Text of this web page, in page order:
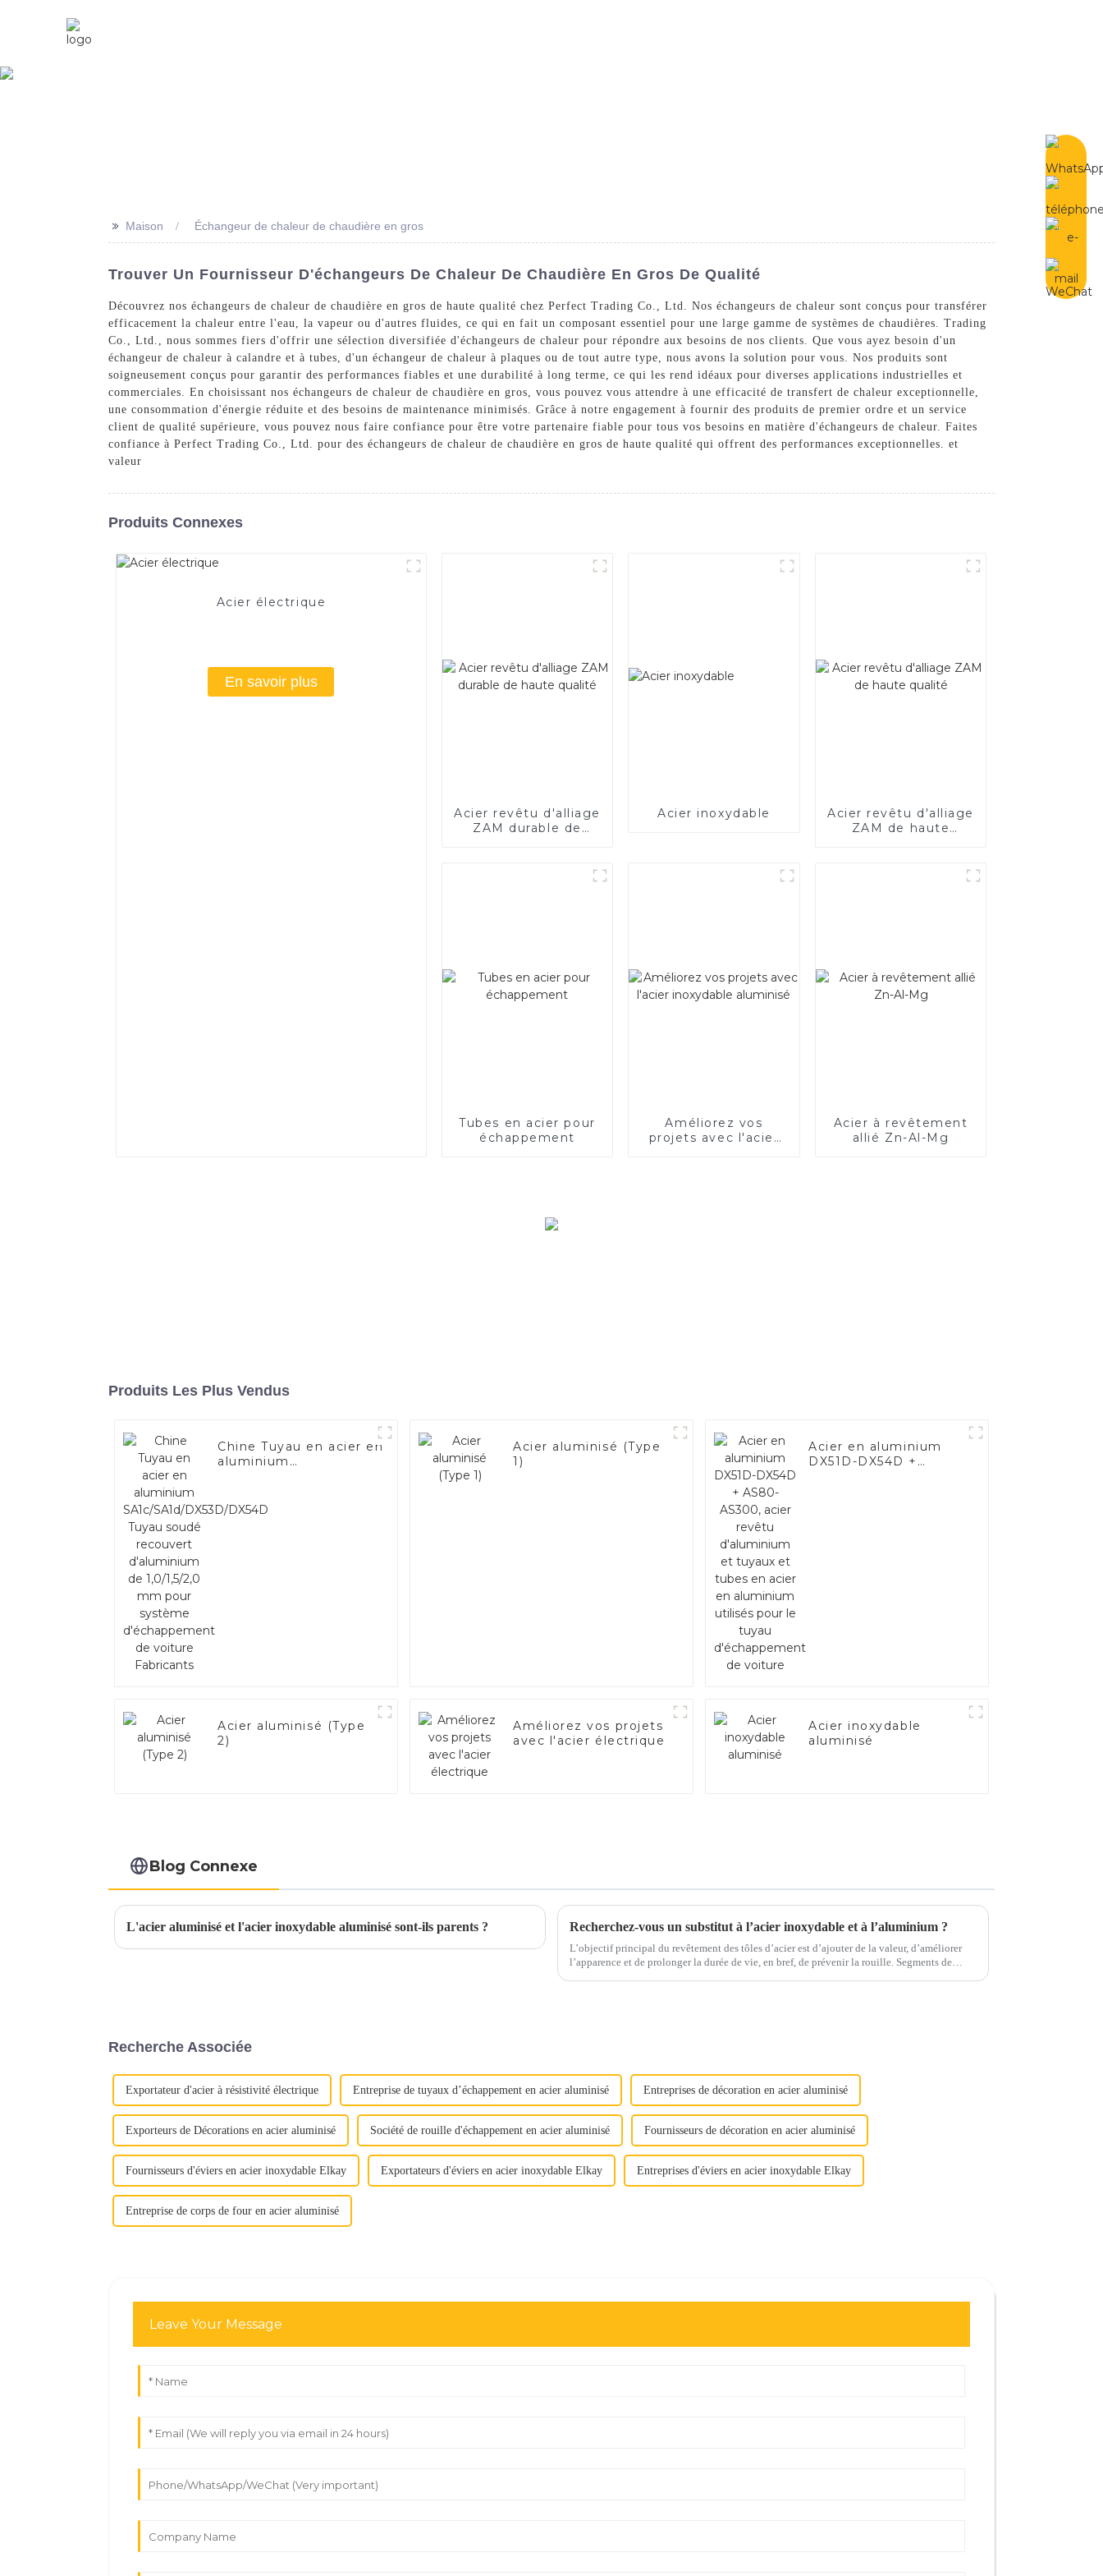
>> Maison Échangeur de chaleur de chaudière en gros
Trouver Un Fournisseur D'échangeurs De Chaleur De Chaudière En Gros De Qualité
Découvrez nos échangeurs de chaleur de chaudière en gros de haute qualité chez Perfect Trading Co., Ltd. Nos échangeurs de chaleur sont conçus pour transférer
efficacement la chaleur entre l'eau, la vapeur ou d'autres fluides, ce qui en fait un composant essentiel pour une large gamme de systèmes de chaudières. Trading
Co., Ltd., nous sommes fiers d'offrir une sélection diversifiée d'échangeurs de chaleur pour répondre aux besoins de nos clients. Que vous ayez besoin d'un
échangeur de chaleur à calandre et à tubes, d'un échangeur de chaleur à plaques ou de tout autre type, nous avons la solution pour vous. Nos produits sont
soigneusement conçus pour garantir des performances fiables et une durabilité à long terme, ce qui les rend idéaux pour diverses applications industrielles et
commerciales. En choisissant nos échangeurs de chaleur de chaudière en gros, vous pouvez vous attendre à une efficacité de transfert de chaleur exceptionnelle,
une consommation d'énergie réduite et des besoins de maintenance minimisés. Grâce à notre engagement à fournir des produits de premier ordre et un service
client de qualité supérieure, vous pouvez nous faire confiance pour être votre partenaire fiable pour tous vos besoins en matière d'échangeurs de chaleur. Faites
confiance à Perfect Trading Co., Ltd. pour des échangeurs de chaleur de chaudière en gros de haute qualité qui offrent des performances exceptionnelles. et
valeur
Produits Connexes
Acier électrique
En savoir plus
Acier revêtu d'alliage
ZAM durable de
Acier inoxydable
Acier revêtu d'alliage
ZAM de haute
Tubes en acier pour
échappement
Améliorez vos
projets avec l'acier
Acier à revêtement
allié Zn-Al-Mg
Produits Les Plus Vendus
Chine Tuyau en acier en
aluminium
d'aluminium de
Acier aluminisé (Type
1)
Acier en aluminium
DX51D-DX54D +
Acier aluminisé (Type
2)
Améliorez vos projets
avec l'acier électrique
Acier inoxydable
aluminisé
Blog Connexe
L'acier aluminisé et l'acier inoxydable aluminisé sont-ils parents ? Recherchez-vous un substitut à l’acier inoxydable et à l’aluminium ?
L’objectif principal du revêtement des tôles d’acier est d’ajouter de la valeur, d’améliorer
l’apparence et de prolonger la durée de vie, en bref, de prévenir la rouille. Segments de
Recherche Associée
Exportateur d'acier à résistivité électrique Entreprise de tuyaux d’échappement en acier aluminisé Entreprises de décoration en acier aluminisé
Exporteurs de Décorations en acier aluminisé Société de rouille d'échappement en acier aluminisé Fournisseurs de décoration en acier aluminisé
Fournisseurs d'éviers en acier inoxydable Elkay Exportateurs d'éviers en acier inoxydable Elkay Entreprises d'éviers en acier inoxydable Elkay
Entreprise de corps de four en acier aluminisé
Leave Your Message